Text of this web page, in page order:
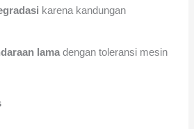
karena kandungan
lama dengan toleransi mesin